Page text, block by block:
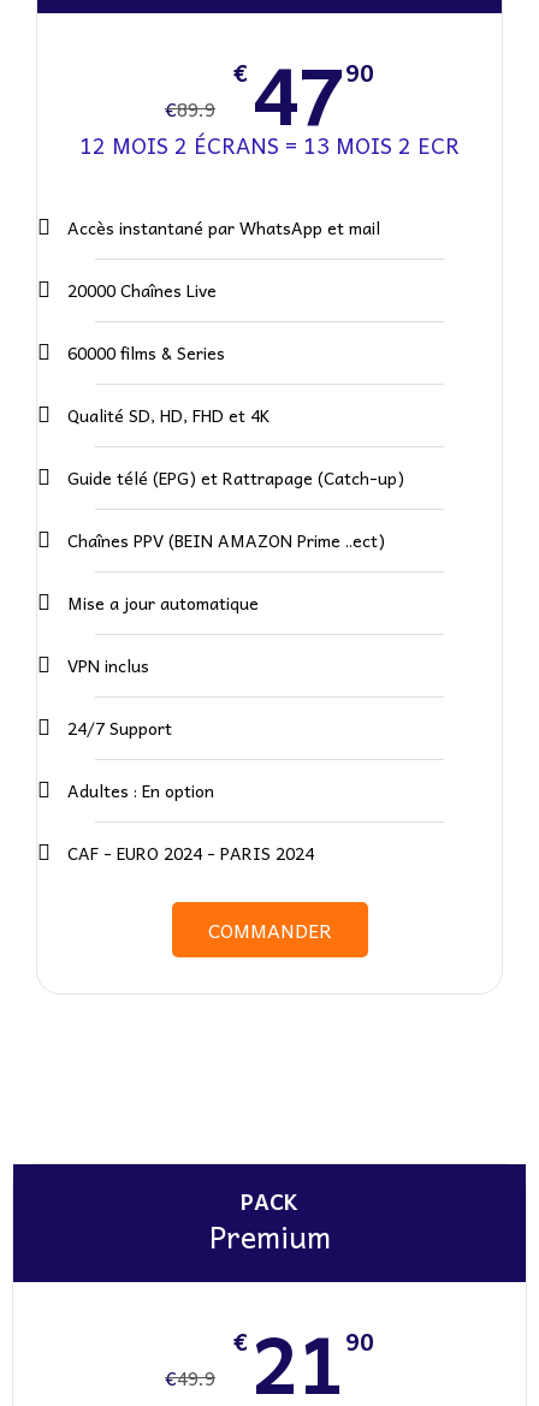
€89.9
€ 4790
12 MOIS 2 ÉCRANS = 13 MOIS 2 ECR
Accès instantané par WhatsApp et mail
20000 Chaînes Live
60000 films & Series
Qualité SD, HD, FHD et 4K
Guide télé (EPG) et Rattrapage (Catch-up)
Chaînes PPV (BEIN AMAZON Prime ..ect)
Mise a jour automatique
VPN inclus
24/7 Support
Adultes : En option
CAF - EURO 2024 - PARIS 2024
COMMANDER
PACK
Premium
€49.9
€ 2190